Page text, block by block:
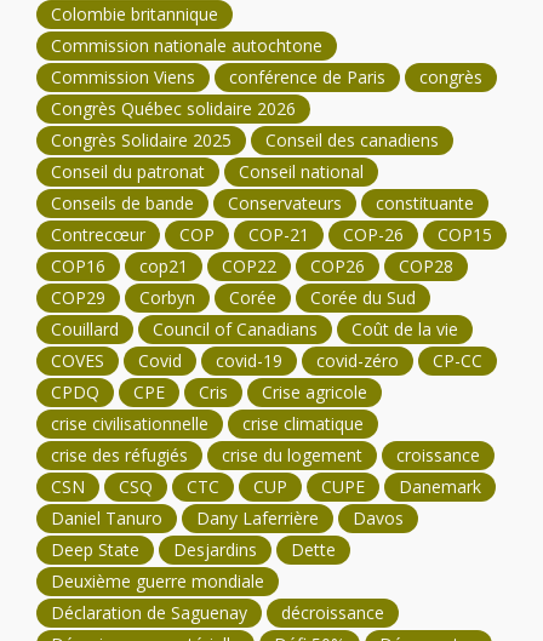
Colombie britannique
Commission nationale autochtone
Commission Viens
conférence de Paris
congrès
Congrès Québec solidaire 2026
Congrès Solidaire 2025
Conseil des canadiens
Conseil du patronat
Conseil national
Conseils de bande
Conservateurs
constituante
Contrecœur
COP COP-21 COP-26
COP15
COP16
cop21 COP22 COP26
COP28
COP29
Corbyn Corée
Corée du Sud
Couillard
Council of Canadians
Coût de la vie
COVES
Covid covid-19 covid-zéro
CP-CC
CPDQ
CPE Cris
Crise agricole
crise civilisationnelle
crise climatique
crise des réfugiés
crise du logement
croissance
CSN
CSQ CTC CUP CUPE
Danemark
Daniel Tanuro
Dany Laferrière
Davos
Deep State
Desjardins
Dette
Deuxième guerre mondiale
Déclaration de Saguenay
décroissance